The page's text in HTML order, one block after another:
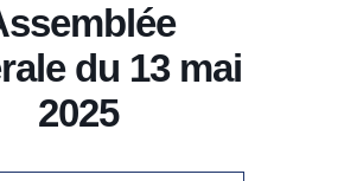
du 13 mai
2025